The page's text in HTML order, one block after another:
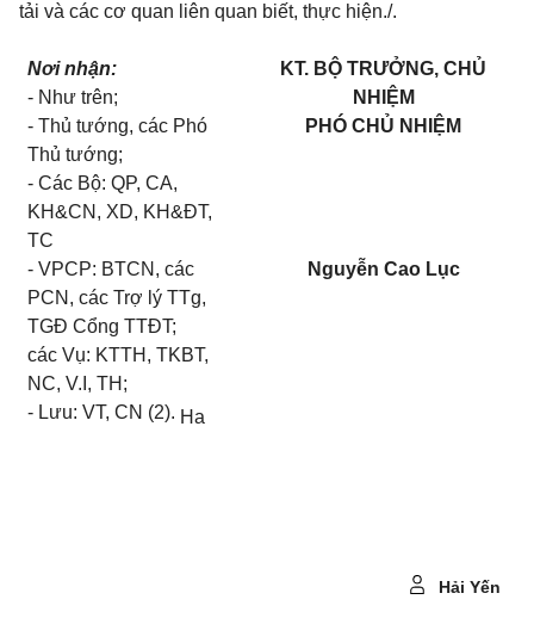
tải và các cơ quan liên quan biết, thực hiện./.
Nơi nhận:
- Như trên;
- Thủ tướng, các Phó
Thủ tướng;
- Các Bộ: QP, CA,
KH&CN, XD, KH&ĐT,
TC
- VPCP: BTCN, các
PCN, các Trợ lý TTg,
TGĐ Cổng TTĐT;
các Vụ: KTTH, TKBT,
NC, V.I, TH;
- Lưu: VT, CN (2). Ha
KT. BỘ TRƯỞNG, CHỦ
NHIỆM
PHÓ CHỦ NHIỆM
Nguyễn Cao Lục
Hải Yến